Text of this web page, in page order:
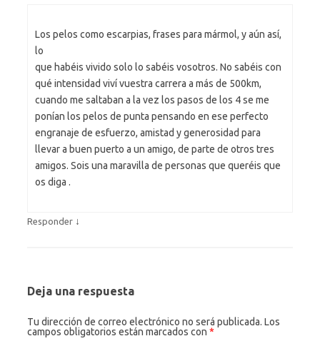
Los pelos como escarpias, frases para mármol, y aún así,
lo
que habéis vivido solo lo sabéis vosotros. No sabéis con
qué intensidad viví vuestra carrera a más de 500km,
cuando me saltaban a la vez los pasos de los 4 se me
ponían los pelos de punta pensando en ese perfecto
engranaje de esfuerzo, amistad y generosidad para
llevar a buen puerto a un amigo, de parte de otros tres
amigos. Sois una maravilla de personas que queréis que
os diga .
Responder ↓
Deja una respuesta
Tu dirección de correo electrónico no será publicada. Los
campos obligatorios están marcados con *